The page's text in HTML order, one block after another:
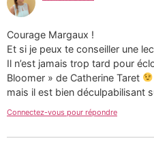
Courage Margaux !
Et si je peux te conseiller une
Il n’est jamais trop tard pour
Bloomer » de Catherine Taret
mais il est bien déculpabilisant
Connectez-vous pour répondre